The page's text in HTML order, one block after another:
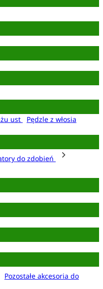
ust
Pędzle z włosia
do zdobień
Pozostałe akcesoria do